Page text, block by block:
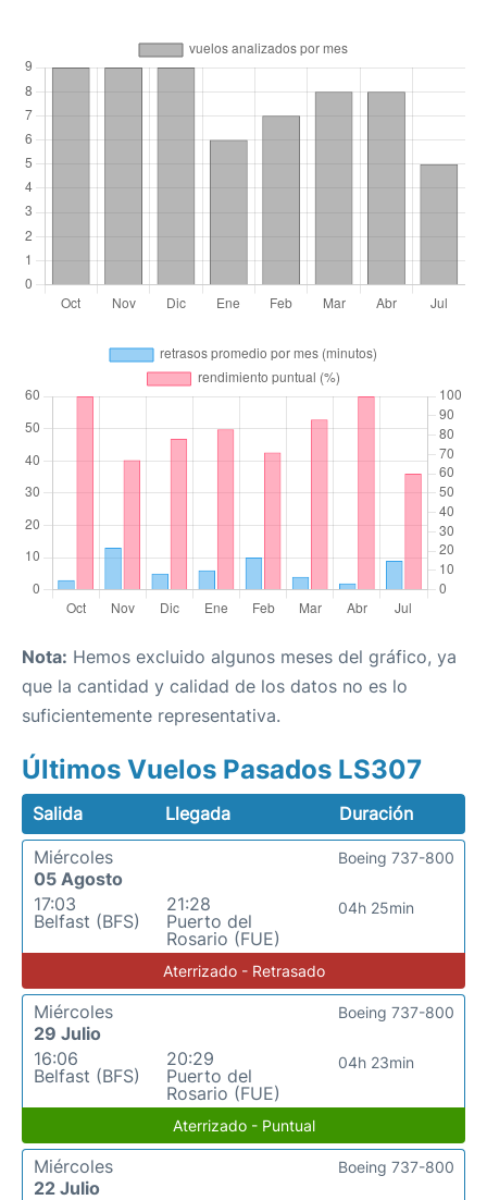
Nota: Hemos excluido algunos meses del gráfico, ya
que la cantidad y calidad de los datos no es lo
suficientemente representativa.
Últimos Vuelos Pasados LS307
Salida Llegada
Duración
Miércoles
05 Agosto
17:03
Belfast (BFS)
21:28
Puerto del
Rosario (FUE)
04h 25min
Boeing 737-800
Aterrizado - Retrasado
Miércoles
29 Julio
16:06
Belfast (BFS)
20:29
Puerto del
Rosario (FUE)
04h 23min
Boeing 737-800
Aterrizado - Puntual
Miércoles
22 Julio
Boeing 737-800